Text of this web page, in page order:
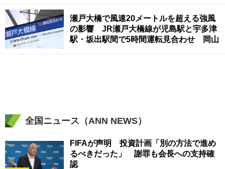
瀬戸大橋で風速20メートルを超える強風
の影響 JR瀬戸大橋線が児島駅と宇多津
駅・坂出駅間で5時間運転見合わせ 岡山
全国ニュース（ANN NEWS）
FIFAが声明 投資計画「別の方法で進め
るべきだった」 謝罪も会長への支持確
認